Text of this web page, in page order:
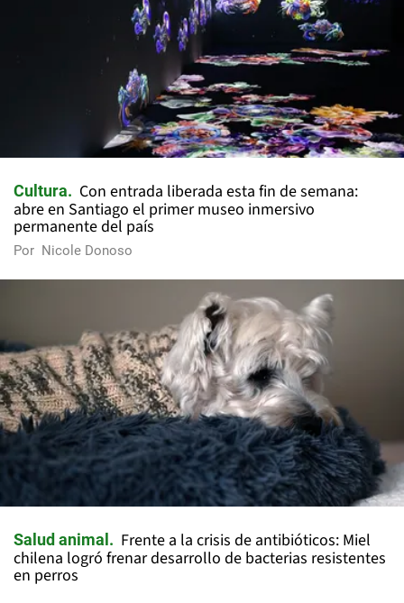
Cultura
Con entrada liberada esta fin de semana:
abre en Santiago el primer museo inmersivo
permanente del país
Por Nicole Donoso
Salud animal
Frente a la crisis de antibióticos: Miel
chilena logró frenar desarrollo de bacterias resistentes
en perros